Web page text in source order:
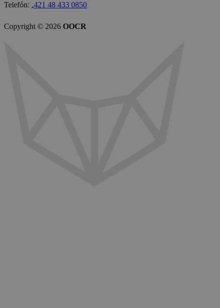
Telefón: ₊421 48 433 0850
Copyright © 2026 OOCR